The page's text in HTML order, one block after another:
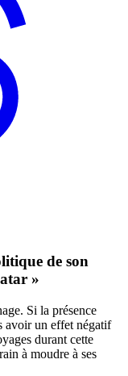
de son
»
Si la présence
avoir un effet négatif
durant cette
à moudre à ses